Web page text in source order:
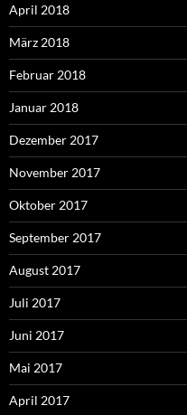
April 2018
März 2018
Februar 2018
Januar 2018
Dezember 2017
November 2017
Oktober 2017
September 2017
August 2017
Juli 2017
Juni 2017
Mai 2017
April 2017